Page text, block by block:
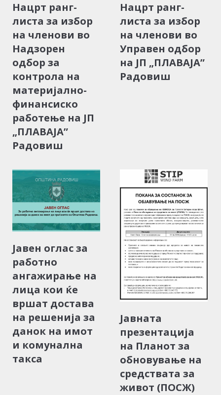
Нацрт ранг-
листа за избор
на членови во
Надзорен
одбор за
контрола на
материјално-
финансиско
работење на ЈП
„ПЛАВАЈА”
Радовиш
Нацрт ранг-
листа за избор
на членови во
Управен одбор
на ЈП „ПЛАВАЈА”
Радовиш
Јавен оглас за
работно
ангажирање на
лица кои ќе
вршат достава
на решенија за
данок на имот
и комунална
такса
Јавната
презентација
на Планот за
обновување на
средствата за
живот (ПОСЖ)